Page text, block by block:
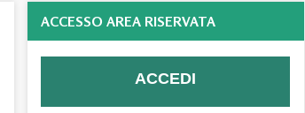
ACCESSO AREA RISERVATA